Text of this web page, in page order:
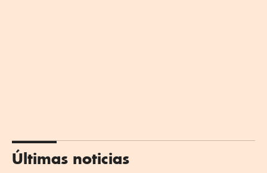
Últimas noticias